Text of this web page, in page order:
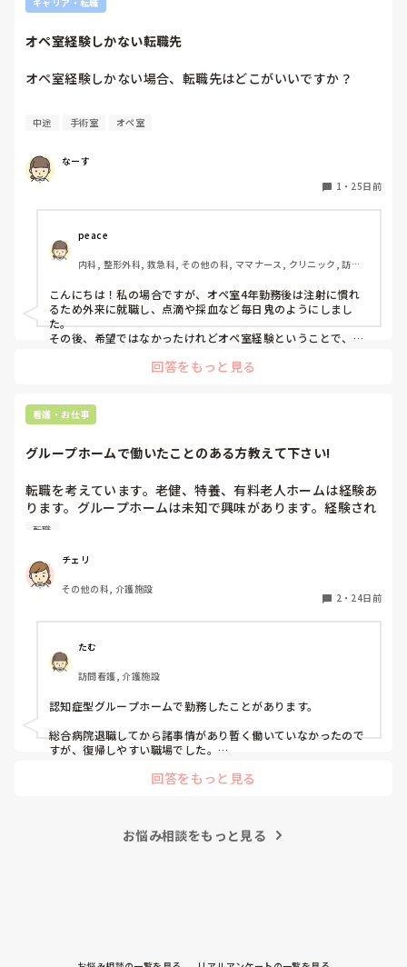
たい看護師像を考えると今後に繋がるかもしれませんね。希望
ます！！
オペ室経験しかない転職先
オペ室経験しかない場合、転職先はどこがいいですか？
中途 手術室 オペ室
なーす
1 ・ 25日前
peace
内科, 整形外科, 救急科, その他の科, ママナース, クリニック, 訪問
こんにちは！私の場合ですが、オペ室4年勤務後は注射に慣れ
るため外来に就職し、点滴や採血など毎日鬼のようにしまし
た。
その後、希望ではなかったけれどオペ室経験ということで、内
ていました。私のオペ室時代の同期は半分がずっとオペ室のみ
は大変かもしれませんが挑戦したい部門にいくのもいいとおも
います！
回答をもっと見る
看護・お仕事
グループホームで働いたことのある方教えて下さい!
転職を考えています。老健、特養、有料老人ホームは経験あ
ります。グループホームは未知で興味があります。経験され
ている方の話が聞きたくて…働くにあたって良い点や悪い点
転職
チェリ
その他の科, 介護施設
2 ・ 24日前
たむ
訪問看護, 介護施設
認知症型グループホームで勤務したことがあります。
総合病院退職してから諸事情があり暫く働いていなかったので
すが、復帰しやすい職場でした。
医療行為も基本的にはなく、服薬管理や体調管理がメインでし
回答をもっと見る
お悩み相談をもっと見る